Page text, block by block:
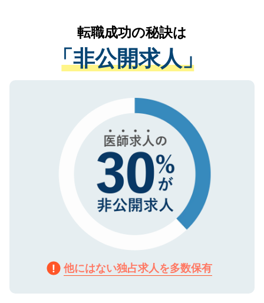
は、個人情報の取り扱いについての厳密な
管理基準を満たした事業者のみに付与され
る、プライバシーマークを取得済みです。
で、機密保持に関してもご安心ください。
かがいして、現在の医療機関の状況や紹介
経験をまじえながら、適切なアドバイスを
させていただきます。すぐにご転職をされ
ない方には、長期的なサポートが可能です
ので、まずはご登録ください。
転職成功の秘訣は
「非公開求人」
他にはない独占求人を多数保有